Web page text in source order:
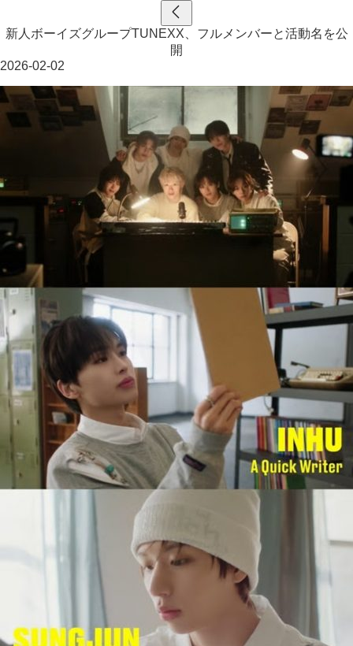
新人ボーイズグループTUNEXX、フルメンバーと活動名を公
開
2026-02-02